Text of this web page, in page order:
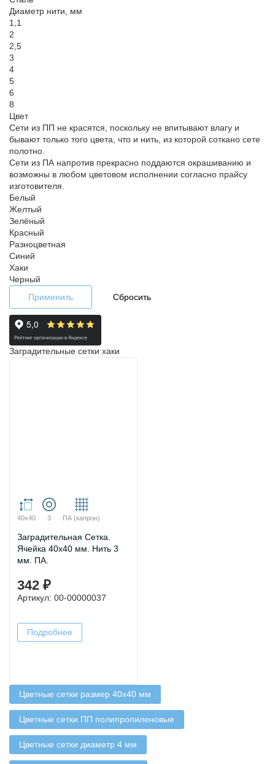
Диаметр нити, мм
1,1
2
2,5
3
4
5
6
8
Цвет
Сети из ПП не красятся, поскольку не впитывают влагу и
бывают только того цвета, что и нить, из которой соткано сете
полотно.
Сети из ПА напротив прекрасно поддаются окрашиванию и
возможны в любом цветовом исполнении согласно прайсу
изготовителя.
Белый
Желтый
Зелёный
Красный
Разноцветная
Синий
Хаки
Черный
Применить
Сбросить
Заградительные сетки хаки
40х40 3 ПА (капрон)
Заградительная Сетка.
Ячейка 40х40 мм. Нить 3
мм. ПА.
342 ₽
Артикул: 00-00000037
Подробнее
Цветные сетки размер 40х40 мм
Цветные сетки ПП полипропиленовые
Цветные сетки диаметр 4 мм